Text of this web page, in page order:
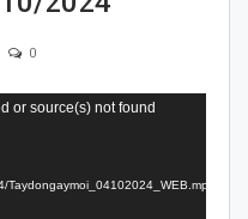
0
or source(s) not found